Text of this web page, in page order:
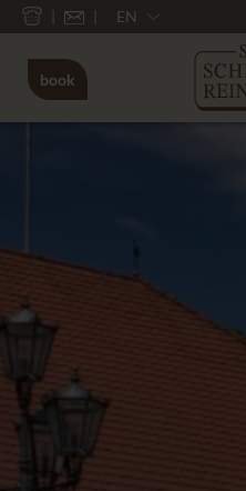
EN
book